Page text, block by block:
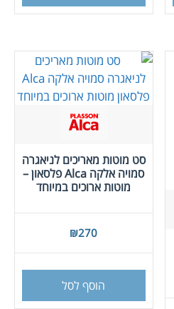
סט מוטות מאריכים לניאגרה
סמויה אלקה Alca פלסאון –
מוטות ארוכים במיוחד
₪270
הוסף לסל